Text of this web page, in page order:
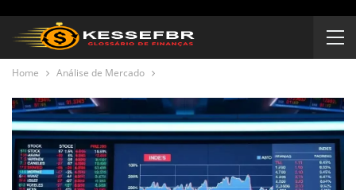
Home Análise de Mercado